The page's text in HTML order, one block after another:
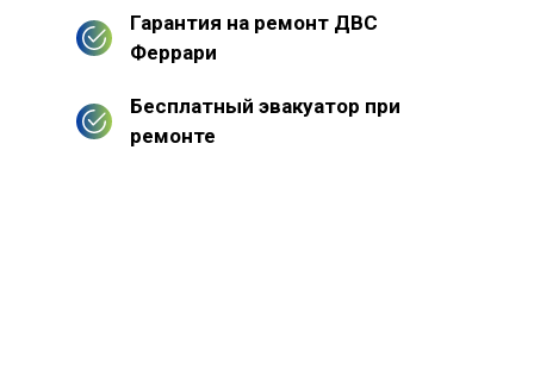
Гарантия на ремонт ДВС
Феррари
Бесплатный эвакуатор при
ремонте